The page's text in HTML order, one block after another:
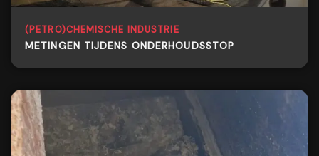
(PETRO)CHEMISCHE INDUSTRIE
METINGEN TIJDENS ONDERHOUDSSTOP